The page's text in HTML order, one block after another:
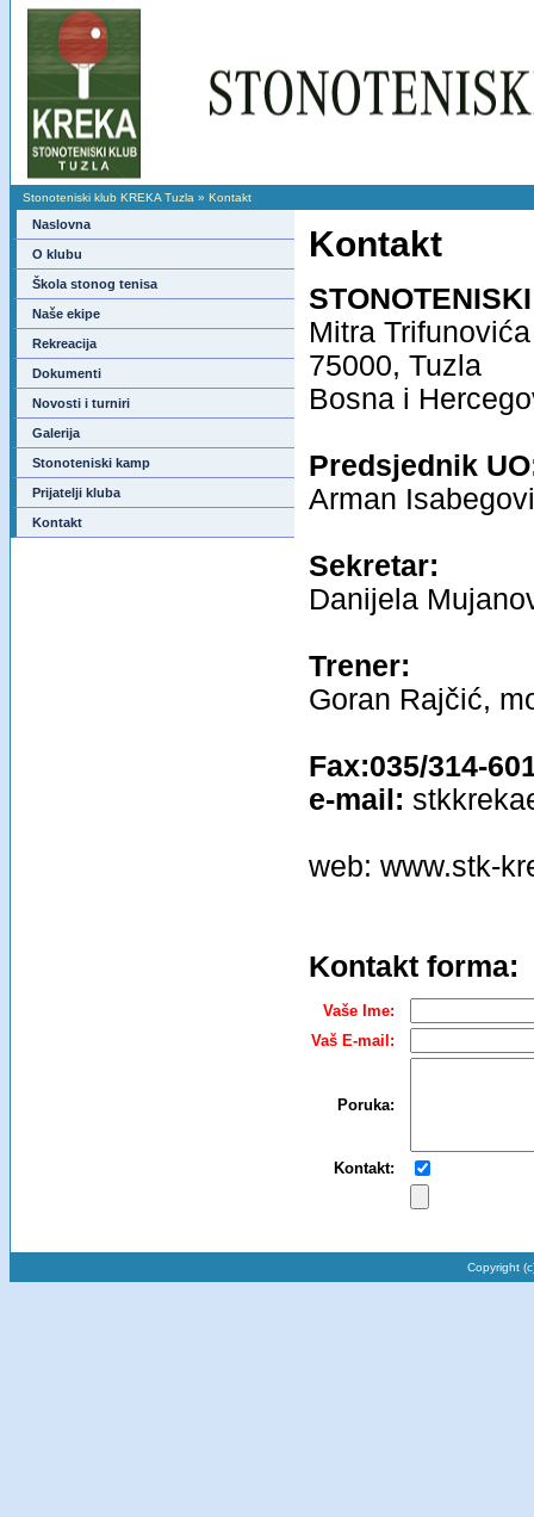
Stonoteniski klub KREKA Tuzla » Kontakt
Naslovna
O klubu
Škola stonog tenisa
Naše ekipe
Rekreacija
Dokumenti
Novosti i turniri
Galerija
Stonoteniski kamp
Prijatelji kluba
Kontakt
Kontakt
Mitra
75000, Tuzla
Bosna i
Predsjednik
Arman
Sekretar:
Danijela
Trener:
Goran Rajčić,
Fax:035/314-
e-mail:
web: www.stk-
Kontakt forma:
Vaše Ime:
Vaš E-mail:
Poruka:
Kontakt:
Copyright